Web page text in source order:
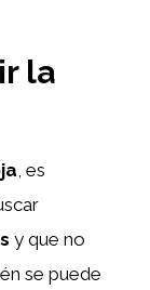
la
, es
y que no
se puede